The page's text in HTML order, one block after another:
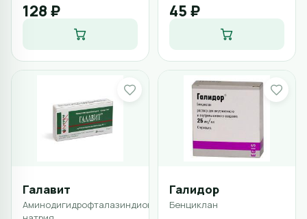
128 ₽ 45 ₽
Галавит
Аминодигидрофталазиндион
Галидор
Бенциклан